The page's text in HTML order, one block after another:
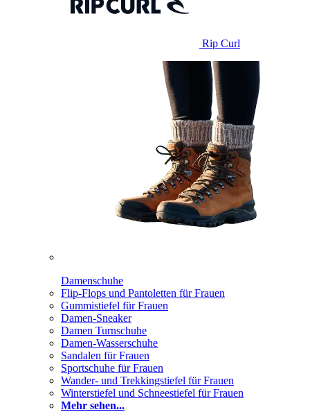
Rip Curl
Damenschuhe
Flip-Flops und Pantoletten für Frauen
Gummistiefel für Frauen
Damen-Sneaker
Damen Turnschuhe
Damen-Wasserschuhe
Sandalen für Frauen
Sportschuhe für Frauen
Wander- und Trekkingstiefel für Frauen
Winterstiefel und Schneestiefel für Frauen
Mehr sehen...